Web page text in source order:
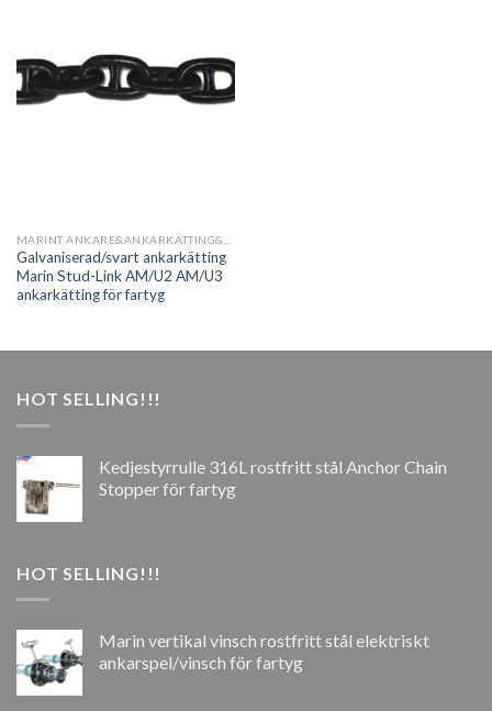
Galvaniserad/svart ankarkätting
Marin Stud-Link AM/U2 AM/U3
ankarkätting för fartyg
HOT SELLING!!!
Kedjestyrrulle 316L rostfritt stål Anchor Chain
Stopper för fartyg
HOT SELLING!!!
Marin vertikal vinsch rostfritt stål elektriskt
ankarspel/vinsch för fartyg